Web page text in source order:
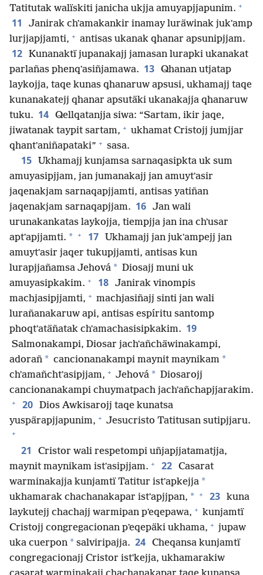
Tatitutak walïskiti janicha ukjja amuyapjjapunim. +
11
Janirak chʼamakankir inamay luräwinak jukʼamp
lurjjapjjamti, + antisas ukanak qhanar apsunipjjam.
12 Kunanaktï jupanakajj jamasan lurapki ukanakat
parlañas phenqʼasiñjamawa. 13 Qhanan utjatap
laykojja, taqe kunas qhanaruw apsusi, ukhamajj taqe
kunanakatejj qhanar apsutäki ukanakajja qhanaruw
tuku. 14 Qellqatanjja siwa: “Sartam, ikir jaqe,
jiwatanak taypit sartam, + ukhamat Cristojj jumjjar
qhantʼaniñapataki” + sasa.
15
Ukhamajj kunjamsa sarnaqasipkta uk sum
amuyasipjjam, jan jumanakajj jan amuytʼasir
jaqenakjam sarnaqapjjamti, antisas yatiñan
jaqenakjam sarnaqapjjam. 16 Jan wali
urunakankatas laykojja, tiempjja jan ina chʼusar
aptʼapjjamti. * + 17
Ukhamajj jan jukʼampejj jan
amuytʼasir jaqer tukupjjamti, antisas kun
lurapjjañamsa Jehová * Diosajj muni uk
amuyasipkakim. + 18 Janirak vinompis
machjasipjjamti, + machjasiñajj sinti jan wali
lurañanakaruw api, antisas espíritu santomp
phoqtʼatäñatak chʼamachasisipkakim. 19
Salmonakampi, Diosar jachʼañchäwinakampi,
adorañ * cancionanakampi maynit maynikam *
chʼamañchtʼasipjjam, + Jehová * Diosarojj
cancionanakampi chuymatpach jachʼañchapjjarakim.
+ 20 Dios Awkisarojj taqe kunatsa
yuspärapjjapunim, + Jesucristo Tatitusan sutipjjaru.
+
21
Cristor wali respetompi uñjapjjatamatjja,
maynit maynikam istʼasipjjam. + 22 Casarat
warminakajja kunjamtï Tatitur istʼapkejja *
ukhamarak chachanakapar istʼapjjpan, * + 23 kuna
laykutejj chachajj warmipan pʼeqepawa, + kunjamtï
Cristojj congregacionan pʼeqepäki ukhama, + jupaw
uka cuerpon * salviripajja. 24 Cheqansa kunjamtï
congregacionajj Cristor istʼkejja, ukhamarakiw